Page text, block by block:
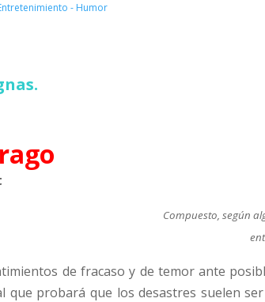
- Humor
Compuesto, según
de fracaso y de temor ante
probará que los desastres suelen ser